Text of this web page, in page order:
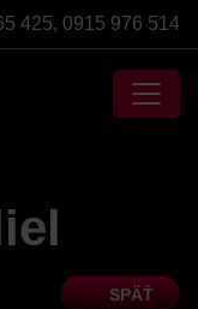
425, 0915 976 514
SPÄŤ